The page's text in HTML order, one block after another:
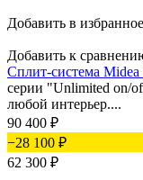
Добавить в избранное
Добавить к
Сплит-система
серии "Unlimited on/
любой интерьер....
90 400 ₽
−28 100 ₽
62 300 ₽